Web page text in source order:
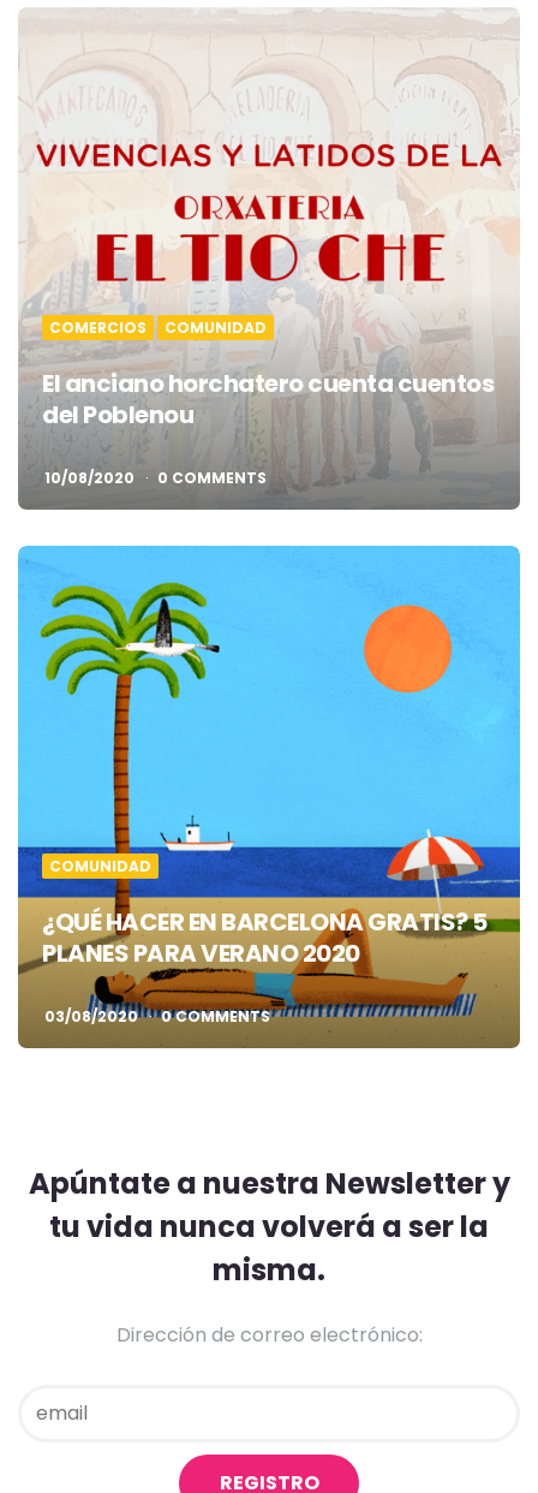
COMERCIOS COMUNIDAD
El anciano horchatero cuenta cuentos
del Poblenou
10/08/2020 0 COMMENTS
COMUNIDAD
¿QUÉ HACER EN BARCELONA GRATIS? 5
PLANES PARA VERANO 2020
03/08/2020 0 COMMENTS
Apúntate a nuestra Newsletter y
tu vida nunca volverá a ser la
misma.
Dirección de correo electrónico: